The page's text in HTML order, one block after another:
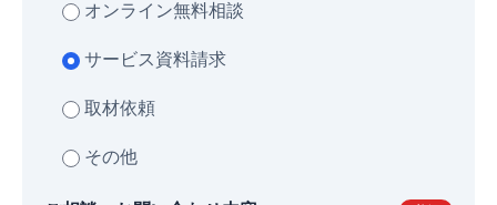
オンライン無料相談
サービス資料請求
取材依頼
その他